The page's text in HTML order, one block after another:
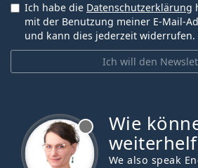
Ich will den
Ich habe die Datenschutzerklärung
mit der Benutzung meiner E-Mail-
und kann dies jederzeit widerrufen.
Wie
We also speak